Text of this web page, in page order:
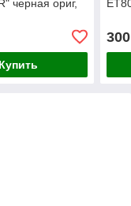
черная ориг,
Купить
300